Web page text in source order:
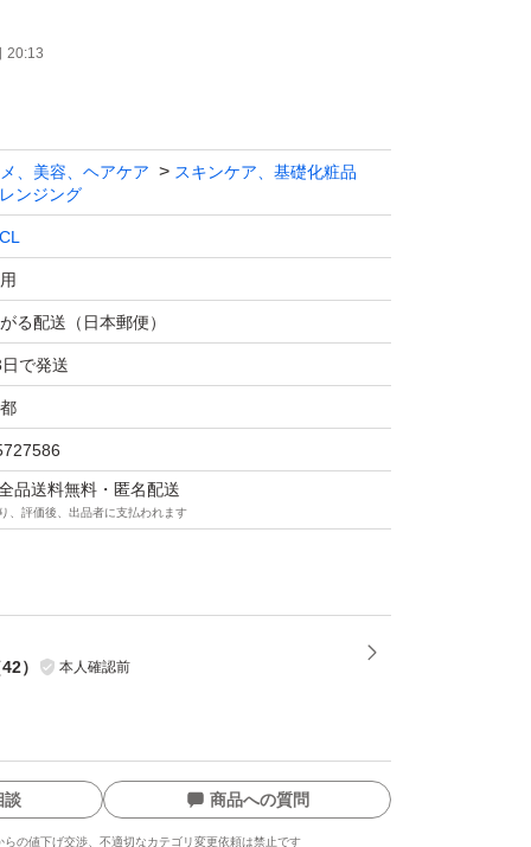
20:13
、美容、ヘアケア
スキンケア、基礎化粧品
ンジング
る配送（日本郵便）
で発送
品送料無料・匿名配送
、評価後、出品者に支払われます
42） 本人確認前
談 商品への質問
らの値下げ交渉、不適切なカテゴリ変更依頼は禁止です